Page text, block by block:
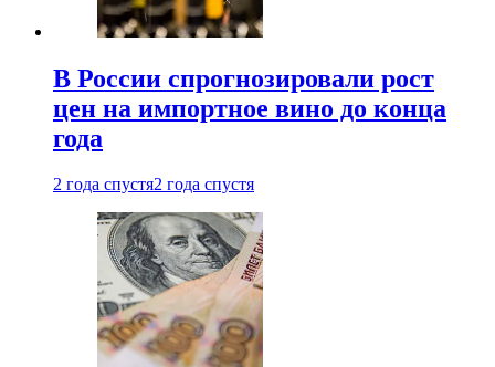
В России спрогнозировали рост
цен на импортное вино до конца
года
2 года спустя2 года спустя